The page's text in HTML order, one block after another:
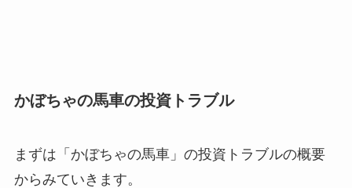
かぼちゃの馬車の投資トラブル
まずは「かぼちゃの馬車」の投資トラブルの概要
からみていきます。